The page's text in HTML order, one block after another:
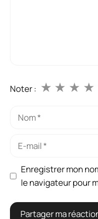
Noter : ★
★
★
★
Nom
Enregistrer mon
le navigateur pour